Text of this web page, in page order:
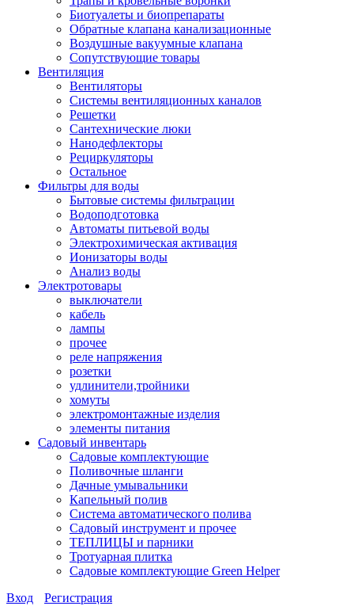
Биотуалеты и биопрепараты
Обратные клапана канализационные
Воздушные вакуумные клапана
Сопутствующие товары
Вентиляция
Вентиляторы
Системы вентиляционных каналов
Решетки
Сантехнические люки
Нанодефлекторы
Рециркуляторы
Остальное
Фильтры для воды
Бытовые системы фильтрации
Водоподготовка
Автоматы питьевой воды
Электрохимическая активация
Ионизаторы воды
Анализ воды
Электротовары
выключатели
кабель
лампы
прочее
реле напряжения
розетки
удлинители,тройники
хомуты
электромонтажные изделия
элементы питания
Садовый инвентарь
Садовые комплектующие
Поливочные шланги
Дачные умывальники
Капельный полив
Система автоматического полива
Садовый инструмент и прочее
ТЕПЛИЦЫ и парники
Тротуарная плитка
Садовые комплектующие Green Helper
Вход
Регистрация